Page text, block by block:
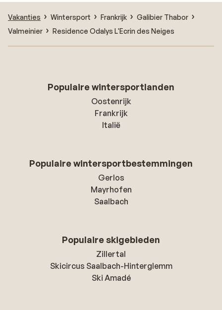
Vakanties Wintersport Frankrijk
Galibier Thabor
Valmeinier
Residence Odalys L'Ecrin des Neiges
Populaire wintersportlanden
Oostenrijk
Frankrijk
Italië
Populaire wintersportbestemmingen
Gerlos
Mayrhofen
Saalbach
Populaire skigebieden
Zillertal
Skicircus Saalbach-Hinterglemm
Ski Amadé